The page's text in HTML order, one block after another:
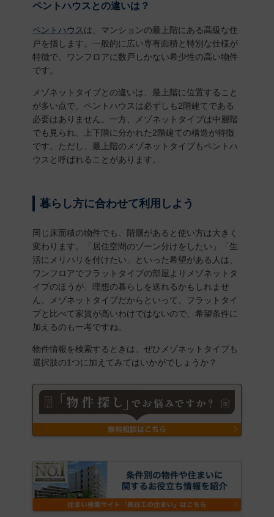
ペントハウスとの違いは？
ペントハウスは、マンションの最上階にある高級な住
戸を指します。一般的に広い専有面積と特別な仕様が
特徴で、ワンフロアに数戸しかない希少性の高い物件
です。
メゾネットタイプとの違いは、最上階に位置すること
が多い点で、ペントハウスは必ずしも2階建てである
必要はありません。一方、メゾネットタイプは中層階
でも見られ、上下階に分かれた2階建ての構造が特徴
です。ただし、最上階のメゾネットタイプもペントハ
ウスと呼ばれることがあります。
暮らし方に合わせて利用しよう
同じ床面積の物件でも、階層があると使い方は大きく
変わります。「居住空間のゾーン分けをしたい」「生
活にメリハリを付けたい」といった希望がある人は、
ワンフロアでフラットタイプの部屋よりメゾネットタ
イプのほうが、理想の暮らしを送れるかもしれませ
ん。メゾネットタイプだからといって、フラットタイ
プと比べて家賃が高いわけではないので、希望条件に
加えるのも一考ですね。
物件情報を検索するときは、ぜひメゾネットタイプも
選択肢の1つに加えてみてはいかがでしょうか？